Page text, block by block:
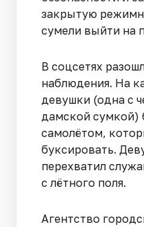
закрытую
сумели выйти на
В соцсетях
наблюдения. На
девушки (одна с
дамской сумкой)
самолётом,
буксировать.
перехватил
с лётного поля.
Агентство